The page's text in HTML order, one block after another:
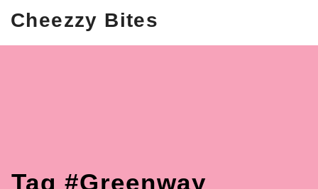
Cheezzy Bites
Tag #greenway